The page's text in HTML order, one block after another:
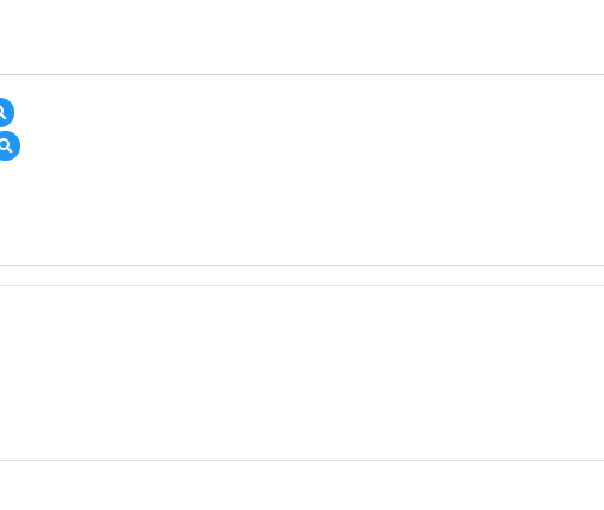
預
覽
地
案
地
預
覽